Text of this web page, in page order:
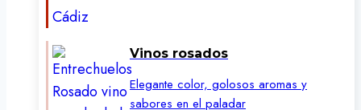
Vinos rosados
Elegante color, golosos aromas y
sabores en el paladar